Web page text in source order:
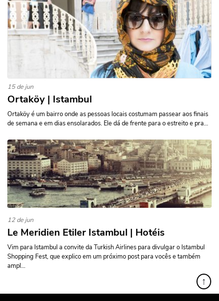
15 de jun
Ortaköy | Istambul
Ortaköy é um bairro onde as pessoas locais costumam passear aos finais
de semana e em dias ensolarados. Ele dá de frente para o estreito e pra...
12 de jun
Le Meridien Etiler Istambul | Hotéis
Vim para Istambul a convite da Turkish Airlines para divulgar o Istambul
Shopping Fest, que explico em um próximo post para vocês e também
ampl...
↑